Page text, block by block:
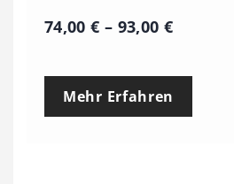
74,00€ – 93,00 €P
e
Mehr Erfahren